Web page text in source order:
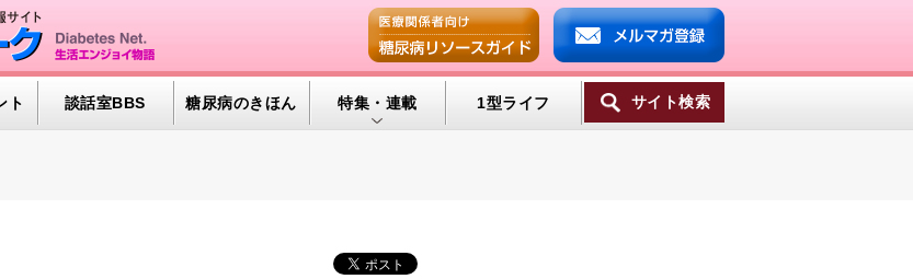
ト 談話室BBS 糖尿病のきほん 特集・連載 1型ライフ サイト検索